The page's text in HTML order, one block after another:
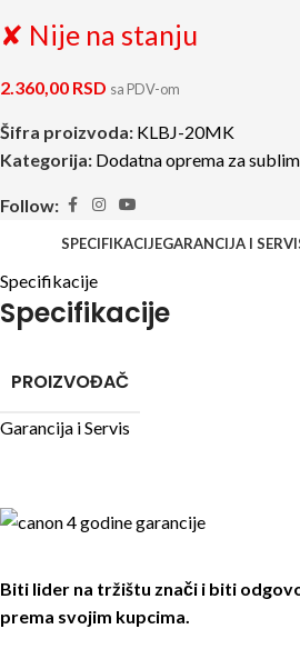
✘ Nije na stanju
2.360,00 RSD sa PDV-om
Šifra proizvoda: KLBJ-20MK
Kategorija: Dodatna oprema za
Follow:
SPECIFIKACIJEGARANCIJA I
Specifikacije
Specifikacije
PROIZVOĐAČ
Garancija i Servis
Biti lider na tržištu znači i biti
prema svojim kupcima.